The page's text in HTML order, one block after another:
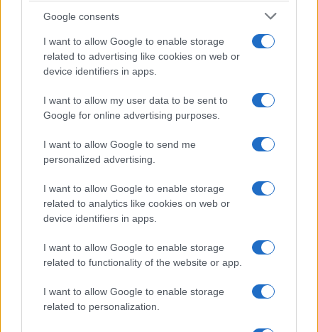
Google consents
I want to allow Google to enable storage
related to advertising like cookies on web or
device identifiers in apps.
I want to allow my user data to be sent to
Google for online advertising purposes.
I want to allow Google to send me
personalized advertising.
I want to allow Google to enable storage
related to analytics like cookies on web or
device identifiers in apps.
I want to allow Google to enable storage
related to functionality of the website or app.
I want to allow Google to enable storage
related to personalization.
Il modello di Amadori mostra come l’
Innovationper generare valore, non debba
necessariamente tradursi in un aumento
l’azienda privilegia pochi partner, ma con una
conoscenza profonda del contesto industriale. In
una filiera complessa, la qualità della relazione
conta più della quantità degli stimoli raccolti.
AUTORE
Martina Marchesi ha guidato la squadra che
sostenendo una linea editoriale basata
sull'analisi documentale. Vicedirettrice, porta